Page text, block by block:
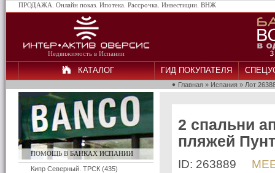
Недвижимость в Испании
ПРОДАЖА. Онлайн показ. Ипотека. Рассрочка. Инвестиции. ВНЖ
КАТАЛОГ ГИД ПОКУПАТЕЛЯ
Главная » Испания » Лот
2 спальни
пляжей
ID: 263889
ПОМОЩЬ В БАНКАХ ИСПАНИИ
Кипр Северный. ТРСК (435)